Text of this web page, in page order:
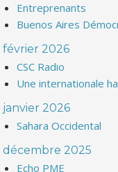
Entreprenants
Buenos Aires
février 2026
CSC Radio
Une internationale
janvier 2026
Sahara Occidental
décembre 2025
Echo PME